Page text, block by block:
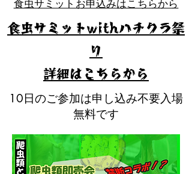
食虫サミットお申込みはこちらから
10日のご参加は申し込み不要入場
無料です
食虫サミットwithハチクラ祭
り
​詳細はこちらから